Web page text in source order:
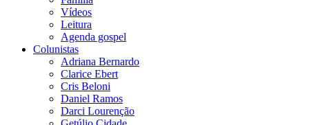
Vídeos
Leitura
Agenda gospel
Colunistas
Adriana Bernardo
Clarice Ebert
Cris Beloni
Daniel Ramos
Darci Lourenção